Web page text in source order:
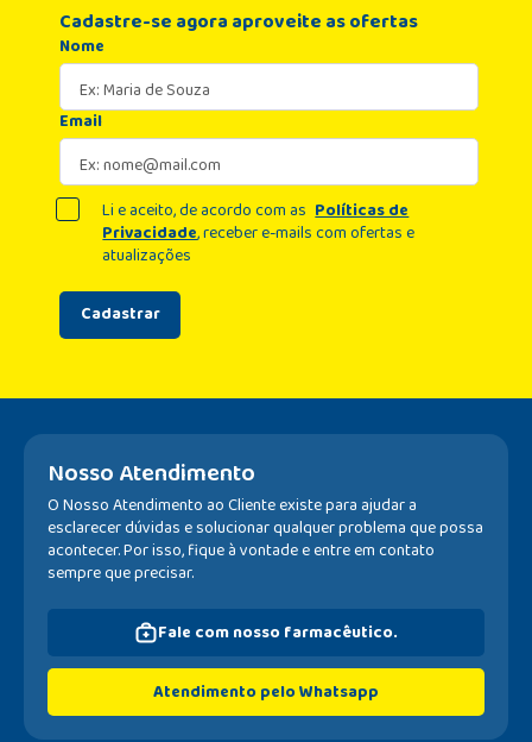
Cadastre-se agora aproveite as ofertas
Nome
Email
Cadastrar
Li e aceito, de acordo com as Políticas de
Privacidade, receber e-mails com ofertas e
atualizações
Nosso Atendimento
O Nosso Atendimento ao Cliente existe para ajudar a
esclarecer dúvidas e solucionar qualquer problema que possa
acontecer. Por isso, fique à vontade e entre em contato
sempre que precisar.
Fale com nosso farmacêutico.
Atendimento pelo Whatsapp